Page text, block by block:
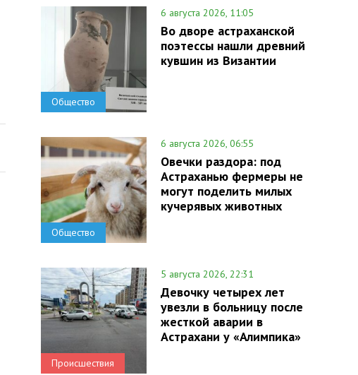
Общество
6 августа 2026, 11:05
Во дворе астраханской
поэтессы нашли древний
кувшин из Византии
Общество
6 августа 2026, 06:55
Овечки раздора: под
Астраханью фермеры не
могут поделить милых
кучерявых животных
Происшествия
5 августа 2026, 22:31
Девочку четырех лет
увезли в больницу после
жесткой аварии в
Астрахани у «Алимпика»